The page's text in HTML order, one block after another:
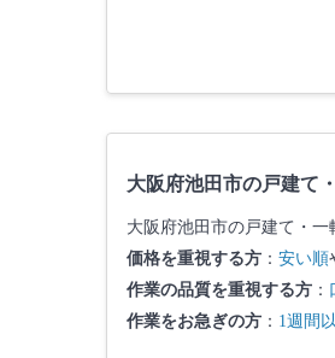
大阪府池田市の戸建て
大阪府池田市の戸建て・一
価格を重視する方 ： 安い順
作業の品質を重視する方 ：
作業をお急ぎの方 ： 1週間